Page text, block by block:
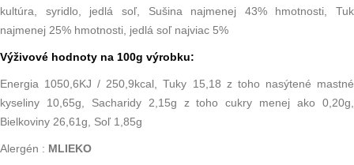
kultúra, syridlo, jedlá soľ, Sušina najmenej 43% hmotnosti, Tuk
najmenej 25% hmotnosti, jedlá soľ najviac 5%
Výživové hodnoty na 100g výrobku:
Energia 1050,6KJ / 250,9kcal, Tuky 15,18 z toho nasýtené mastné
kyseliny 10,65g, Sacharidy 2,15g z toho cukry menej ako 0,20g,
Bielkoviny 26,61g, Soľ 1,85g
Alergén : MLIEKO